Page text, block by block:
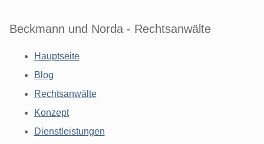
Beckmann und Norda - Rechtsanwälte
Hauptseite
Blog
Rechtsanwälte
Konzept
Dienstleistungen